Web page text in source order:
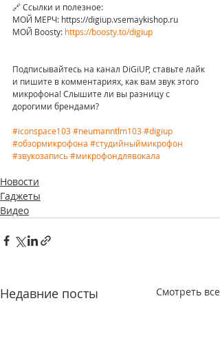
🔗 Ссылки и полезное:
МОЙ МЕРЧ: https://digiup.vsemaykishop.ru
МОЙ Boosty: https://boosty.to/digiup
Подписывайтесь на канал DiGiUP, ставьте лайк
и пишите в комментариях, как вам звук этого
микрофона! Слышите ли вы разницу с
дорогими брендами?
#iconspace103#neumanntlm103#digiup
#обзормикрофона #студийныймикрофон
#звукозапись#микрофондлявокала
Новости
Гаджеты
Видео
Недавние посты Смотреть все